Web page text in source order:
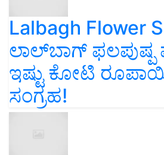
Lalbagh Flower
ಲಾಲ್‌ಬಾಗ್ ಫಲಪುಷ್ಪ
ಇಷ್ಟು ಕೋಟಿ
ಸಂಗ್ರಹ!